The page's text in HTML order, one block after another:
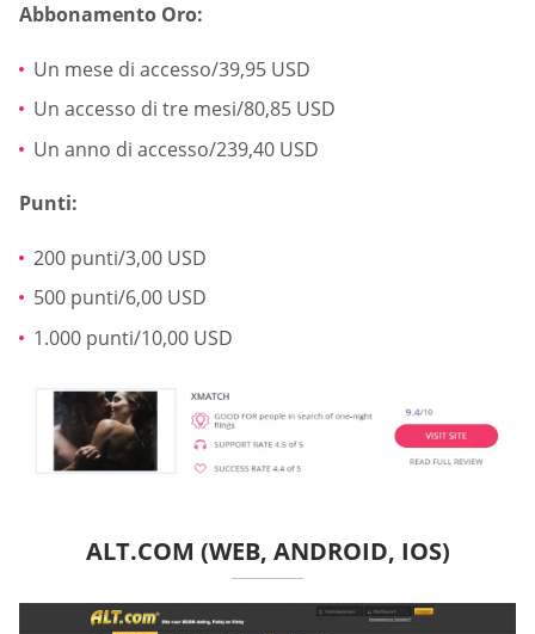
Abbonamento Oro:
Un mese di accesso/39,95 USD
Un accesso di tre mesi/80,85 USD
Un anno di accesso/239,40 USD
Punti:
200 punti/3,00 USD
500 punti/6,00 USD
1.000 punti/10,00 USD
ALT.COM (WEB, ANDROID, IOS)